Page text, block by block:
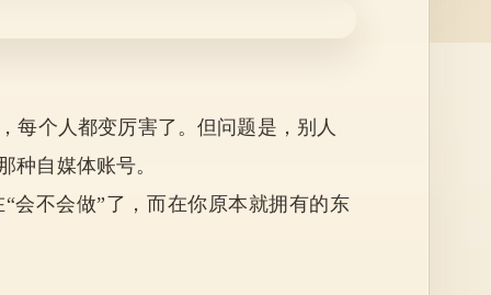
每个人都变厉害了。但问题是，别人
自媒体账号。
会不会做”了，而在你原本就拥有的东